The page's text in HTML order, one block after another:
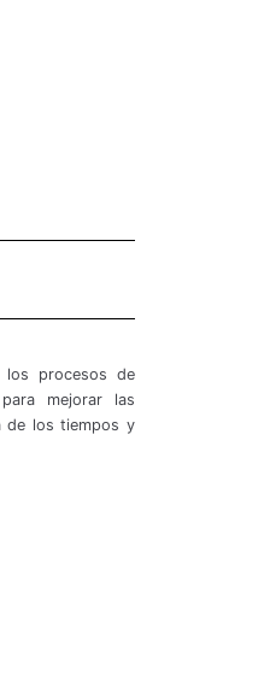
los procesos de
mejorar las
de los tiempos y